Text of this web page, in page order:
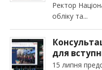
Ректор
обліку та
для
15 липня